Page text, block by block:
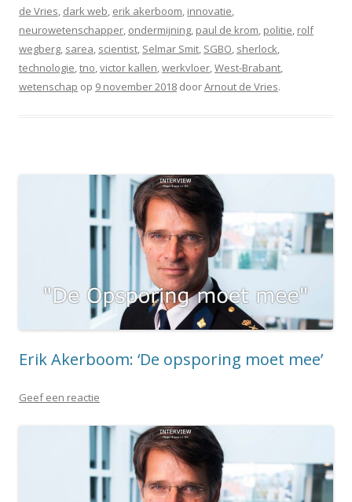
de Vries dark web erik akerboom innovatie
neurowetenschapper ondermijning paul de krom politie rolf
wegberg sarea scientist Selmar Smit SGBO sherlock
technologie tno victor kallen werkvloer West-Brabant
wetenschap op 9 november 2018 doorArnout de Vries.
Erik Akerboom: ‘De opsporing moet mee’
Geef een reactie